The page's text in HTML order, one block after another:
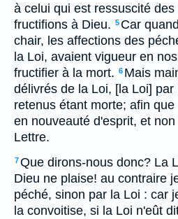
à celui qui est ressuscité
fructifions à Dieu. 5 Car
chair, les affections des
la Loi, avaient vigueur en
fructifier à la mort. 6 Mais
délivrés de la Loi, [la Loi]
retenus étant morte; afin
en nouveauté d'esprit, et
Lettre.
7Que dirons-nous donc? La
Dieu ne plaise! au contraire
péché, sinon par la Loi : car
la convoitise, si la Loi n'eût